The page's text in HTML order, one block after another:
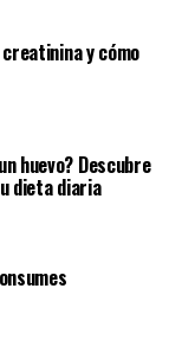
y cómo
huevo? Descubre
dieta diaria